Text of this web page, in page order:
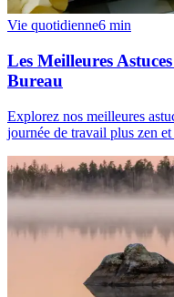
Vie quotidienne6 min
Les Meilleures
Bureau
Explorez nos meilleures
journée de travail plus zen